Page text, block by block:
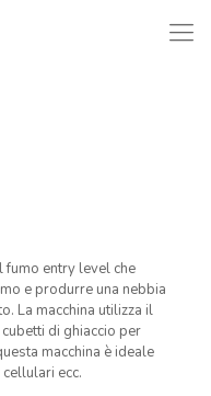
fumo entry level che
e produrre una nebbia
La macchina utilizza il
di ghiaccio per
macchina è ideale
ecc.